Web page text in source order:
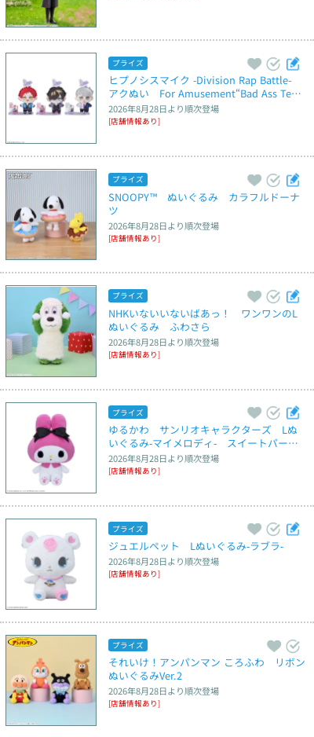
プライズ
ヒプノシスマイク -Division Rap Battle-
アクぬい　For Amusement“Bad Ass Temp
le”
2026年8月28日より順次登場
[店舗情報あり]
プライズ
SNOOPY™　ぬいぐるみ　カラフルドーナ
ツ
2026年8月28日より順次登場
[店舗情報あり]
プライズ
NHKいないいないばあっ！　ワンワンのL
ぬいぐるみ　ふわさら
2026年8月28日より順次登場
[店舗情報あり]
プライズ
ゆるかわ　サンリオキャラクターズ　Lぬ
いぐるみ‐マイメロディ‐　スイートパーテ
ィ
2026年8月28日より順次登場
[店舗情報あり]
プライズ
ジュエルペット　Lぬいぐるみ‐ラブラ‐
2026年8月28日より順次登場
[店舗情報あり]
プライズ
それいけ！アンパンマン ころふわ　リボン
ぬいぐるみVer.2
2026年8月28日より順次登場
[店舗情報あり]